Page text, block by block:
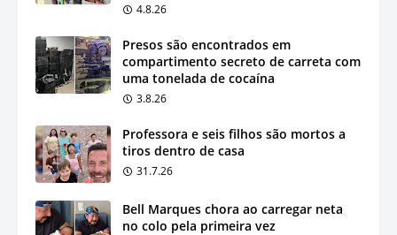
4.8.26
Presos são encontrados em
compartimento secreto de carreta com
uma tonelada de cocaína
3.8.26
Professora e seis filhos são mortos a
tiros dentro de casa
31.7.26
Bell Marques chora ao carregar neta
no colo pela primeira vez